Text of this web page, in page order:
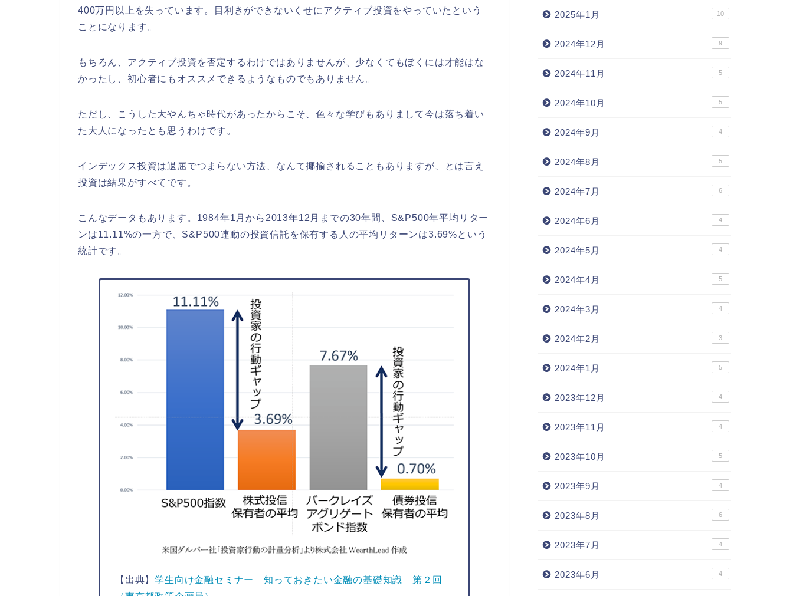
400万円以上を失っています。目利きができないくせにアクティブ投資をやっていたという
ことになります。
もちろん、アクティブ投資を否定するわけではありませんが、少なくてもぼくには才能はな
かったし、初心者にもオススメできるようなものでもありません。
ただし、こうした大やんちゃ時代があったからこそ、色々な学びもありまして今は落ち着い
た大人になったとも思うわけです。
インデックス投資は退屈でつまらない方法、なんて揶揄されることもありますが、とは言え
投資は結果がすべてです。
こんなデータもあります。1984年1月から2013年12月までの30年間、S&P500年平均リター
ンは11.11%の一方で、S&P500連動の投資信託を保有する人の平均リターンは3.69%という
統計です。
【出典】学生向け金融セミナー 知っておきたい金融の基礎知識 第２回
2025年1月 10
2024年12月 9
2024年11月 5
2024年10月 5
2024年9月 4
2024年8月 5
2024年7月 6
2024年6月 4
2024年5月 4
2024年4月 5
2024年3月 4
2024年2月 3
2024年1月 5
2023年12月 4
2023年11月 4
2023年10月 5
2023年9月 4
2023年8月 6
2023年7月 4
2023年6月 4